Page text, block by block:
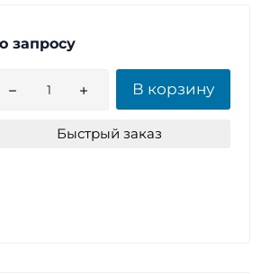
запросу
В корзину
Быстрый заказ